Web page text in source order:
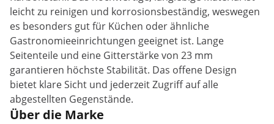
leicht zu reinigen und korrosionsbeständig, weswegen
es besonders gut für Küchen oder ähnliche
Gastronomieeinrichtungen geeignet ist. Lange
Seitenteile und eine Gitterstärke von 23 mm
garantieren höchste Stabilität. Das offene Design
bietet klare Sicht und jederzeit Zugriff auf alle
abgestellten Gegenstände.
Über die Marke